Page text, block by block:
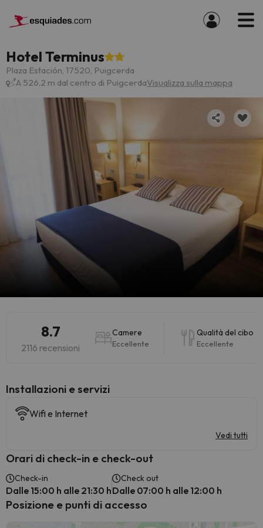
Hotel Terminus
Plaza Estación, 17520, Puigcerda
A 526.2 m dal centro di PuigcerdaVisualizza sulla mappa
8.7
2116 recensioni
Camere
Eccellente
Qualità del cibo
Eccellente
Installazioni e servizi
Wifi e Internet
Vedi tutti
Orari di check-in e check-out
Check-in
Dalle 15:00 h alle 21:30 h
Check out
Dalle 07:00 h alle 12:00 h
Posizione e punti di accesso